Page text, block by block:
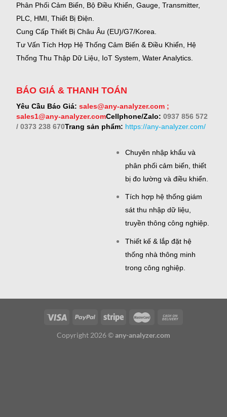
Phân Phối Cảm Biến, Bộ Điều Khiển, Gauge, Transmitter,
PLC, HMI, Thiết Bị Điện.
Cung Cấp Thiết Bị Châu Âu (EU)/G7/Korea.
Tư Vấn Tích Hợp Hệ Thống Cảm Biến & Điều Khiển, Hệ
Thống Thu Thập Dữ Liệu, IoT System, Water Analytics.
BÁO GIÁ & THANH TOÁN
Yêu Cầu Báo Giá: sales@any-analyzer.com ;
sales1@any-analyzer.comCellphone/Zalo: 0937 856 572
/ 0373 238 670Trang sản phẩm: https://any-analyzer.com/
Chuyên nhập khẩu và
phân phối cảm biến, thiết
bị đo lường và điều khiển.
Tích hợp hệ thống giám
sát thu nhập dữ liệu,
truyền thông công nghiệp.
Thiết kế & lắp đặt hệ
thống nhà thông minh
trong công nghiệp.
Copyright 2026 ©any-analyzer.com